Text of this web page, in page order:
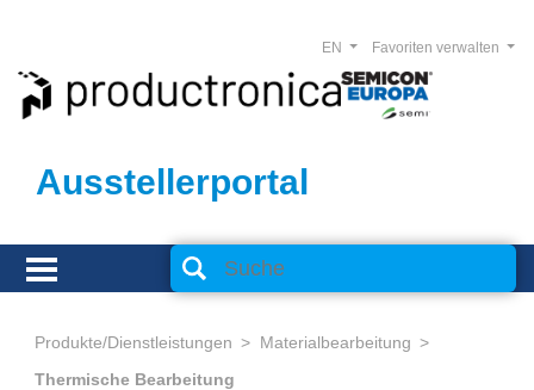
Ausstellerportal
Favoriten verwalten
EN
Produkte/Dienstleistungen
Materialbearbeitung
Thermische Bearbeitung